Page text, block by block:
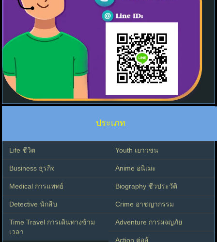
ประเภท
Life ชีวิต Youth เยาวชน
Business ธุรกิจ Anime อนิเมะ
Medical การแพทย์ Biography ชีวประวัติ
Detective นักสืบ Crime อาชญากรรม
Time Travel การเดินทางข้าม
เวลา
Adventure การผจญภัย
Action ต่อสู้